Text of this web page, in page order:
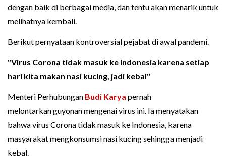
dengan baik di berbagai media, dan tentu akan menarik untuk
melihatnya kembali.
Berikut pernyataan kontroversial pejabat di awal pandemi.
"Virus Corona tidak masuk ke Indonesia karena setiap
hari kita makan nasi kucing, jadi kebal"
Menteri Perhubungan Budi Karya pernah
melontarkan guyonan mengenai virus ini. Ia menyatakan
bahwa virus Corona tidak masuk ke Indonesia, karena
masyarakat mengkonsumsi nasi kucing sehingga menjadi
kebal.